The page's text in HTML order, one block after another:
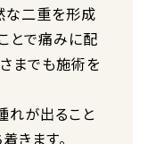
な二重を形成
とで痛みに配
までも施術を
れが出ること
きます。